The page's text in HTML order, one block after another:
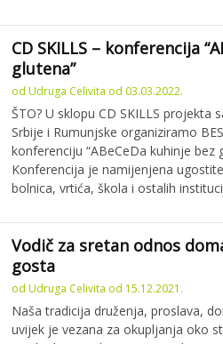
CD SKILLS – konferencija
glutena”
od Udruga Celivita od 03.03.2022.
ŠTO? U sklopu CD SKILLS projekta
Srbije i Rumunjske organiziramo
konferenciju “ABeCeDa kuhinje bez
Konferencija je namijenjena
bolnica, vrtića, škola i ostalih
Vodič za sretan odnos
gosta
od Udruga Celivita od 15.12.2021.
Naša tradicija druženja, proslava,
uvijek je vezana za okupljanja oko